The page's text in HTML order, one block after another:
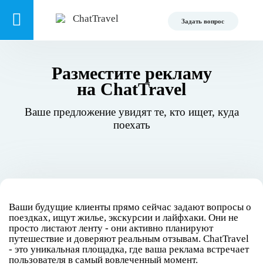
Задать вопрос
Разместите рекламу
на ChatTravel
Ваше предложение увидят те, кто ищет, куда
поехать
Ваши будущие клиенты прямо сейчас задают вопросы о
поездках, ищут жилье, экскурсии и лайфхаки. Они не
просто листают ленту - они активно планируют
путешествие и доверяют реальным отзывам. ChatTravel
- это уникальная площадка, где ваша реклама встречает
пользователя в самый вовлеченный момент.